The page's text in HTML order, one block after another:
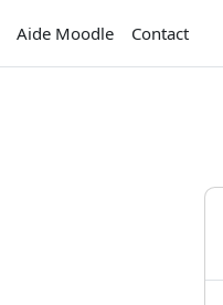
Aide Moodle Contact